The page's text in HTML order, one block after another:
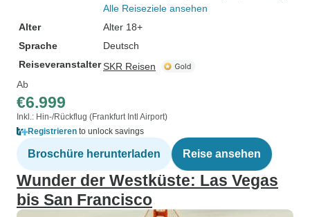
Alle Reiseziele ansehen
Alter
Alter 18+
Sprache
Deutsch
ReiseveranstalterSKR Reisen
Ab
€6.999
Inkl.: Hin-/Rückflug (Frankfurt Intl Airport)
Registrieren to unlock savings
Broschüre herunterladen Reise ansehen
Wunder der Westküste: Las Vegas
bis San Francisco